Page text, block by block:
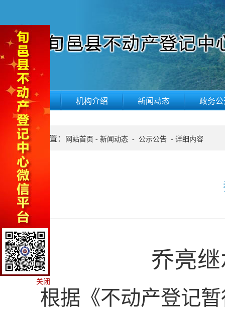
网站首页 机构介绍 新闻动态 政务公
当前位置： 网站首页 - 新闻动态 - 公示公告 - 详细内容
乔亮
根据《不动产登记
关闭